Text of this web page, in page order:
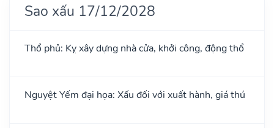
Sao xấu 17/12/2028
Thổ phủ: Kỵ xây dựng nhà cửa, khởi công, động thổ
Nguyệt Yếm đại họa: Xấu đối với xuất hành, giá thú